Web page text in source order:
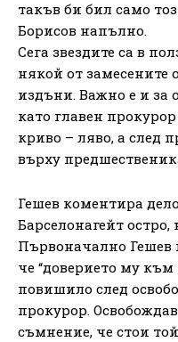
такъв би бил само
Борисов напълно.
Сега звездите са в
някой от замесените
издъни. Важно е и за
като главен
криво – ляво, а след
върху
Гешев коментира
Барселонагейт остро,
Първоначално Гешев
че “доверието му
повишило след
прокурор.
съмнение, че стои